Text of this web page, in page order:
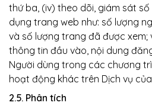
thứ ba, (iv) theo dõi, giám sát
dụng trang web như: số lượng
và số lượng trang đã được xem;
thông tin đầu vào, nội dung
Người dùng trong các chương
hoạt động khác trên Dịch vụ
2.5. Phân tích